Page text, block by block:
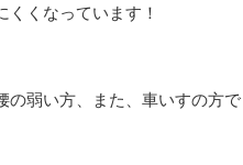
くくなっています！
の弱い方、また、車いすの方で